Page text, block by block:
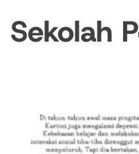
Sekolah